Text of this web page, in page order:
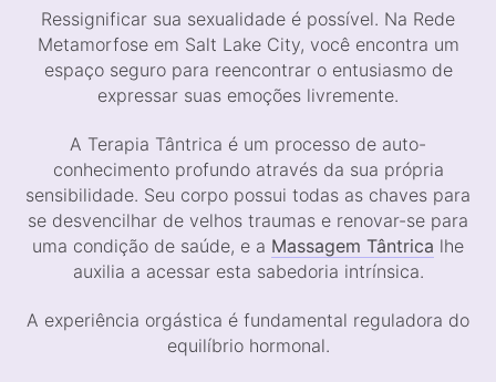
Ressignificar sua sexualidade é possível. Na Rede
Metamorfose em Salt Lake City, você encontra um
espaço seguro para reencontrar o entusiasmo de
expressar suas emoções livremente.
A Terapia Tântrica é um processo de auto-
conhecimento profundo através da sua própria
sensibilidade. Seu corpo possui todas as chaves para
se desvencilhar de velhos traumas e renovar-se para
uma condição de saúde, e a Massagem Tântrica lhe
auxilia a acessar esta sabedoria intrínsica.
A experiência orgástica é fundamental reguladora do
equilíbrio hormonal.